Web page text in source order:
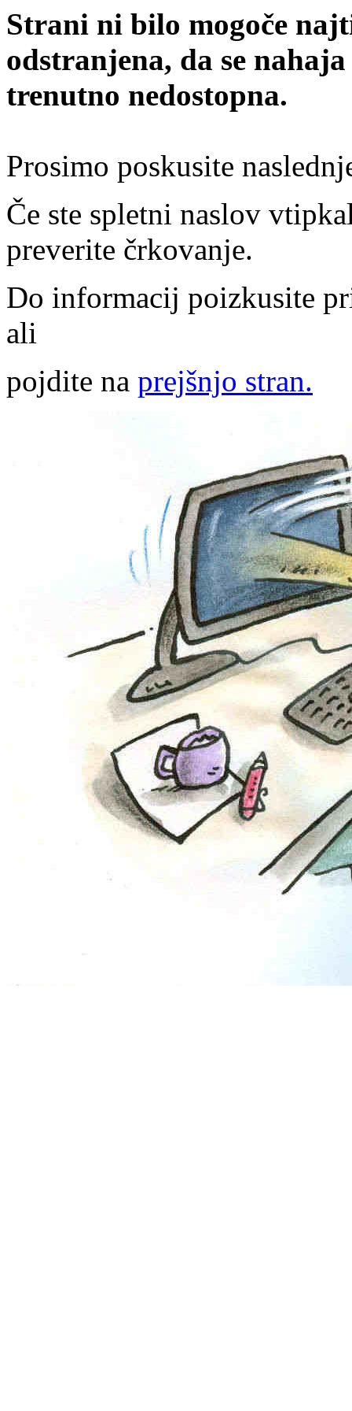
Strani ni bilo mogoče
odstranjena, da se
trenutno nedostopna.
Prosimo poskusite
Če ste spletni naslov
preverite črkovanje.
Do informacij poizkusite
ali
pojdite na prejšnjo stran.